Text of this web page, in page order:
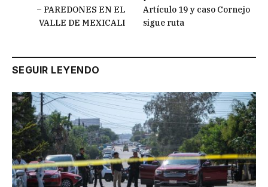
– PAREDONES EN EL
VALLE DE MEXICALI
Artículo 19 y caso Cornejo
sigue ruta
SEGUIR LEYENDO